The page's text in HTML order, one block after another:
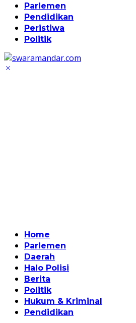
Parlemen
Pendidikan
Peristiwa
Politik
Home
Parlemen
Daerah
Halo Polisi
Berita
Politik
Hukum & Kriminal
Pendidikan